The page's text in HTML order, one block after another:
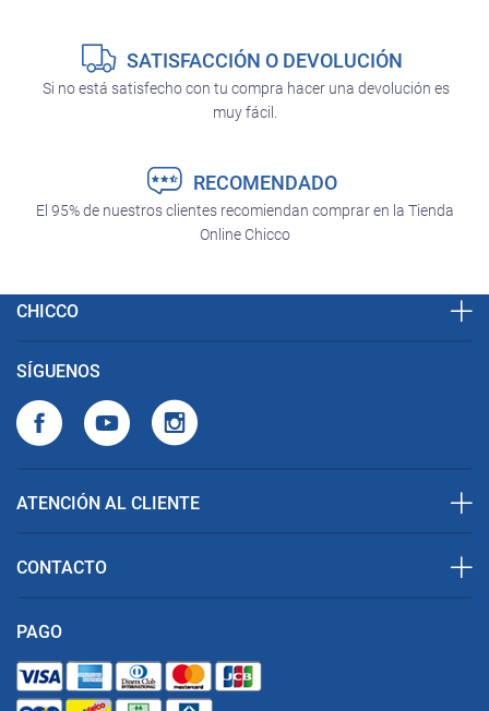
SATISFACCIÓN O DEVOLUCIÓN
Si no está satisfecho con tu compra hacer una devolución es
muy fácil.
RECOMENDADO
El 95% de nuestros clientes recomiendan comprar en la Tienda
Online Chicco
CHICCO
SÍGUENOS
ATENCIÓN AL CLIENTE
CONTACTO
PAGO